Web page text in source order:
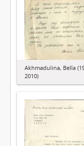
Akhmadulina, Bella
2010)